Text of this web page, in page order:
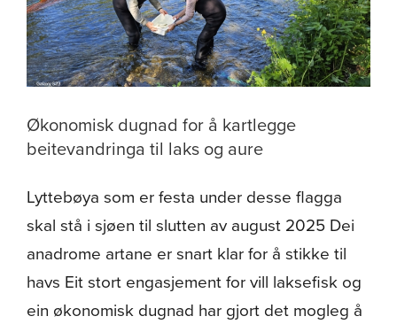
2025
Økonomisk dugnad for å kartlegge
beitevandringa til laks og aure
Lyttebøya som er festa under desse flagga
skal stå i sjøen til slutten av august 2025 Dei
anadrome artane er snart klar for å stikke til
havs Eit stort engasjement for vill laksefisk og
ein økonomisk dugnad har gjort det mogleg å